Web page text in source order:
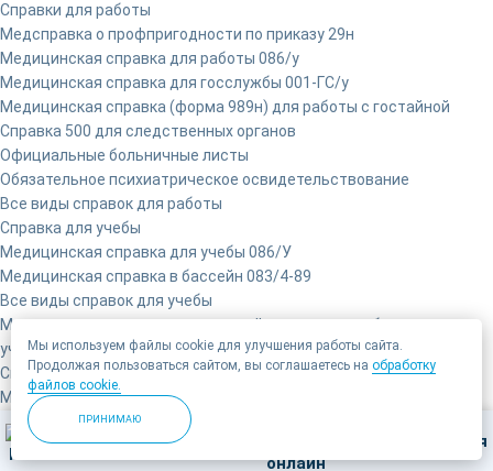
Справки для работы
Медсправка о профпригодности по приказу 29н
Медицинская справка для работы 086/у
Медицинская справка для госслужбы 001-ГС/у
Медицинская справка (форма 989н) для работы с гостайной
Справка 500 для следственных органов
Официальные больничные листы
Обязательное психиатрическое освидетельствование
Все виды справок для работы
Справка для учебы
Медицинская справка для учебы 086/У
Медицинская справка в бассейн 083/4-89
Все виды справок для учебы
Медицинская справка о временной нетрудоспособности
учащегося 095/У
Справки для ребенка
Медицинская карта (справка) 026/у
Медицинская справка для ребенка в лагерь 079/у
Санаторно-курортная карта по форме №076/у
Позвонить Записаться
Мы используем файлы cookie для улучшения работы сайта.
Продолжая пользоваться сайтом, вы соглашаетесь на обработку
файлов cookie.
ПРИНИМАЮ